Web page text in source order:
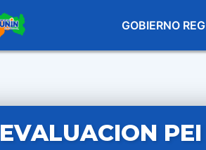
GOBIERNO
EVALUACION